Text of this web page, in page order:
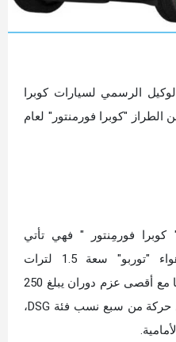
الرسمي لسيارات كوبرا
"كوبرا فورمنتور" لعام
فورمِنتور " فهي تأتي
بمحرك جديد مزوّد بشاحن هواء "توربو" سعة 1.5 لترات
فئةmHEV eTSI، يولّد 150 حصانًا مع أقصى عزم دوران يبلغ 250
نيوتن-متر. ويتّصل المحرك بناقل حركة من سبع نسب فئة DSG،